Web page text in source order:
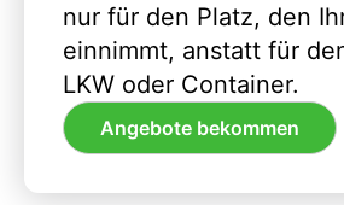
nur für den Platz, den
einnimmt, anstatt für
LKW oder Container.
Angebote bekommen